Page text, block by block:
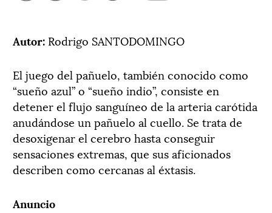
Autor: Rodrigo SANTODOMINGO
El juego del pañuelo, también conocido como
“sueño azul” o “sueño indio”, consiste en
detener el flujo sanguíneo de la arteria carótida
anudándose un pañuelo al cuello. Se trata de
desoxigenar el cerebro hasta conseguir
sensaciones extremas, que sus aficionados
describen como cercanas al éxtasis.
Anuncio